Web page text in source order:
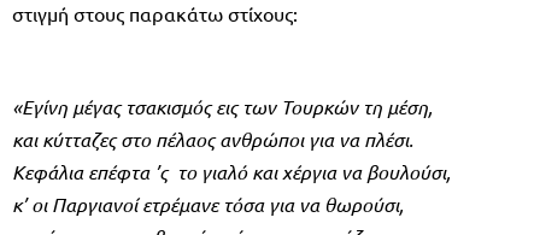
στιγμή στους παρακάτω στίχους:
«Εγίνη μέγας τσακισμός εις των Τουρκών τη μέση,
και κύτταζες στο πέλαος ανθρώποι για να πλέσι.
Κεφάλια επέφτα ’ς το γιαλό και χέργια να βουλούσι,
κ’ οι Παργιανοί ετρέμανε τόσα για να θωρούσι,